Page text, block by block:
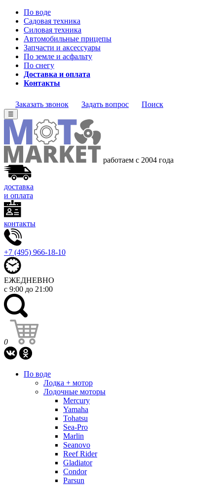
По воде
Садовая техника
Силовая техника
Автомобильные прицепы
Запчасти и аксессуары
По земле и асфальту
По снегу
Доставка и оплата
Контакты
Заказать звонок Задать вопрос Поиск
☰
работаем с 2004 года
доставка
и оплата
контакты
+7 (495) 966-18-10
ЕЖЕДНЕВНО
с 9:00 до 21:00
0
По воде
Лодка + мотор
Лодочные моторы
Mercury
Yamaha
Tohatsu
Sea-Pro
Marlin
Seanovo
Reef Rider
Gladiator
Condor
Parsun